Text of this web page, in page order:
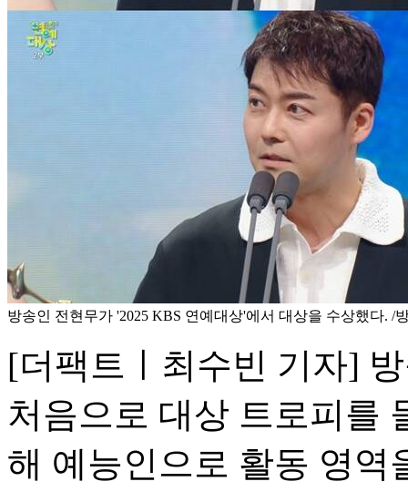
방송인 전현무가 '2025 KBS 연예대상'에서 대상을 수상했다. /
[더팩트ㅣ최수빈 기자]
처음으로 대상 트로피를
해 예능인으로 활동 영역